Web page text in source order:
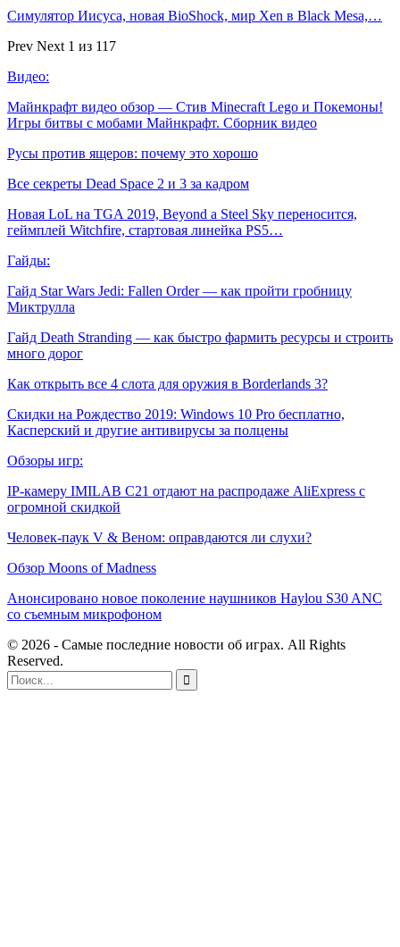
Симулятор Иисуса, новая BioShock, мир Xen в Black Mesa,…
Prev Next 1 из 117
Видео:
Майнкрафт видео обзор — Стив Minecraft Lego и Покемоны!
Игры битвы с мобами Майнкрафт. Сборник видео
Русы против ящеров: почему это хорошо
Все секреты Dead Space 2 и 3 за кадром
Новая LoL на TGA 2019, Beyond a Steel Sky переносится,
геймплей Witchfire, стартовая линейка PS5…
Гайды:
Гайд Star Wars Jedi: Fallen Order — как пройти гробницу
Миктрулла
Гайд Death Stranding — как быстро фармить ресурсы и строить
много дорог
Как открыть все 4 слота для оружия в Borderlands 3?
Скидки на Рождество 2019: Windows 10 Pro бесплатно,
Касперский и другие антивирусы за полцены
Обзоры игр:
IP-камеру IMILAB C21 отдают на распродаже AliExpress с
огромной скидкой
Человек-паук V & Веном: оправдаются ли слухи?
Обзор Moons of Madness
Анонсировано новое поколение наушников Haylou S30 ANC
со съемным микрофоном
© 2026 - Самые последние новости об играх. All Rights
Reserved.